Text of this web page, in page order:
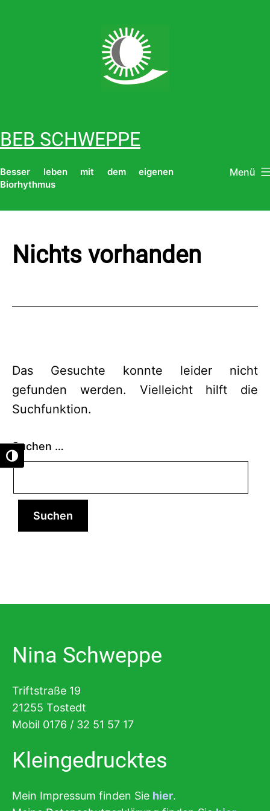
Umschalten auf hohe Kontraste
BEB SCHWEPPE
Besser leben mit dem eigenen
Biorhythmus
Menü
Nichts vorhanden
Das Gesuchte konnte leider nicht
gefunden werden. Vielleicht hilft die
Suchfunktion.
Suchen …
Nina Schweppe
Triftstraße 19
21255 Tostedt
Mobil 0176 / 32 51 57 17
Kleingedrucktes
Mein Impressum finden Sie hier.